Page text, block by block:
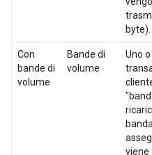
byte).
Con
bande di
volume
Bande di
volume
Uno
viene